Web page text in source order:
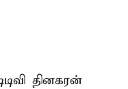
தினகரன்